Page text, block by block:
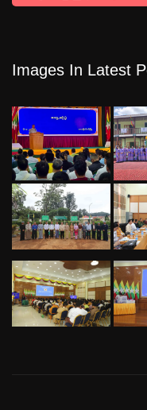
Images In Latest